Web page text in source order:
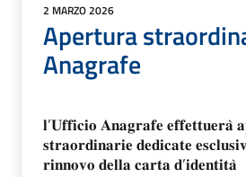
2 MARZO 2026
Apertura
Anagrafe
𝐥’𝐔𝐟𝐟𝐢𝐜𝐢𝐨 𝐀𝐧𝐚𝐠𝐫𝐚𝐟𝐞 𝐞𝐟𝐟𝐞𝐭𝐭𝐮𝐞𝐫𝐚̀
𝐬𝐭𝐫𝐚𝐨𝐫𝐝𝐢𝐧𝐚𝐫𝐢𝐞 𝐝𝐞𝐝𝐢𝐜𝐚𝐭𝐞
𝐫𝐢𝐧𝐧𝐨𝐯𝐨 𝐝𝐞𝐥𝐥𝐚 𝐜𝐚𝐫𝐭𝐚 𝐝’𝐢𝐝𝐞𝐧𝐭𝐢𝐭𝐚̀